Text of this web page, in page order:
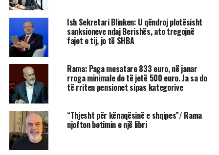
Ish Sekretari Blinken: U qëndroj plotësisht
sanksioneve ndaj Berishës, ato tregojnë
fajet e tij, jo të SHBA
Rama: Paga mesatare 833 euro, në janar
rroga minimale do të jetë 500 euro. Ja sa do
të rriten pensionet sipas kategorive
“Thjesht për kënaqësinë e shqipes”/ Rama
njofton botimin e një libri